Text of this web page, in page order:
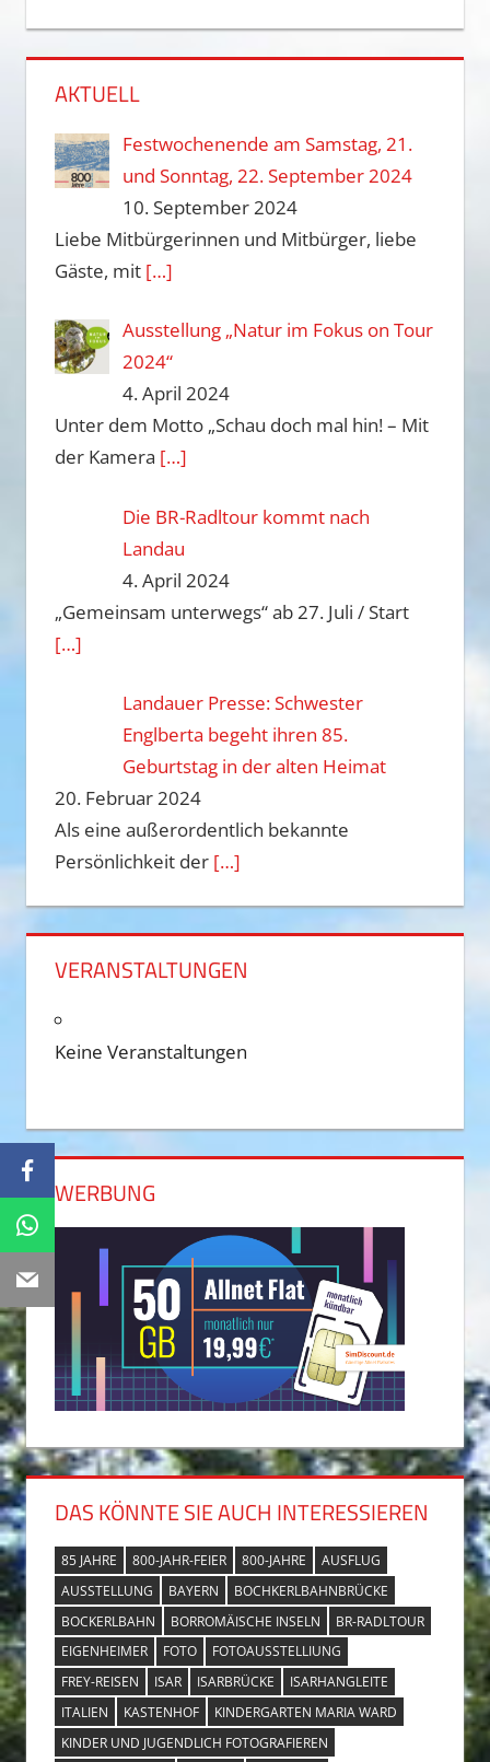
AKTUELL
Festwochenende am Samstag, 21.
und Sonntag, 22. September 2024
10. September 2024
Liebe Mitbürgerinnen und Mitbürger, liebe
Gäste, mit […]
Ausstellung „Natur im Fokus on Tour
2024“
4. April 2024
Unter dem Motto „Schau doch mal hin! – Mit
der Kamera […]
Die BR-Radltour kommt nach
Landau
4. April 2024
„Gemeinsam unterwegs“ ab 27. Juli / Start
[…]
Landauer Presse: Schwester
Englberta begeht ihren 85.
Geburtstag in der alten Heimat
20. Februar 2024
Als eine außerordentlich bekannte
Persönlichkeit der […]
VERANSTALTUNGEN
Keine Veranstaltungen
WERBUNG
DAS KÖNNTE SIE AUCH INTERESSIEREN
85 JAHRE 800-JAHR-FEIER 800-JAHRE
AUSFLUG
AUSSTELLUNG
BAYERN
BOCHKERLBAHNBRÜCKE
BOCKERLBAHN
BORROMÄISCHE INSELN
BR-RADLTOUR
EIGENHEIMER
FOTO
FOTOAUSSTELLIUNG
FREY-REISEN
ISAR ISARBRÜCKE
ISARHANGLEITE
ITALIEN
KASTENHOF
KINDERGARTEN MARIA WARD
KINDER UND JUGENDLICH FOTOGRAFIEREN
WhatsApp
Email